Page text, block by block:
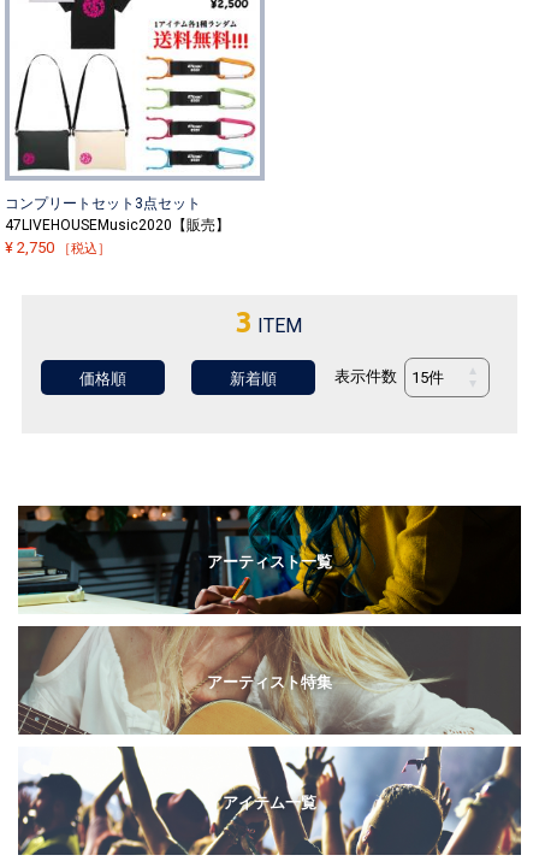
コンプリートセット3点セット
47LIVEHOUSEMusic2020【販売】
¥2,750 ［税込］
3 ITEM
価格順 新着順 表示件数
アーティスト一覧
アーティスト特集
アイテム一覧